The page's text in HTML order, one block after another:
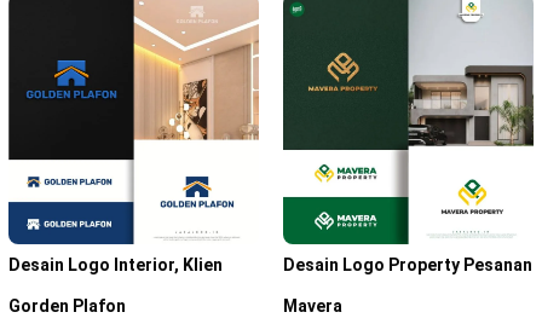
Desain Logo Interior, Klien
Gorden Plafon
Desain Logo Property Pesanan
Mavera